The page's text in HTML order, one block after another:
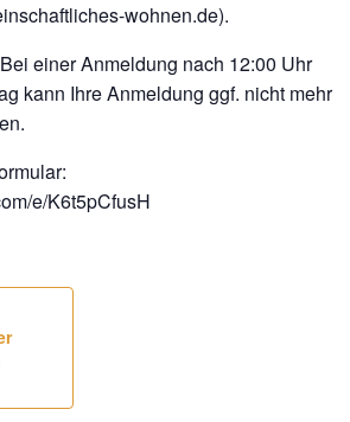
wohnen.de).
einer Anmeldung nach 12:00 Uhr
kann Ihre Anmeldung ggf. nicht mehr
e/K6t5pCfusH